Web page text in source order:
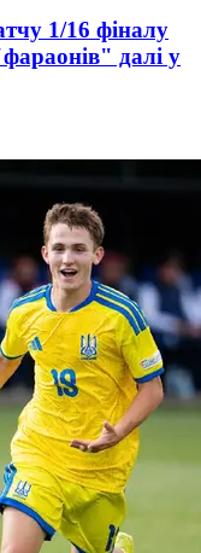
1/16 фіналу
далі у